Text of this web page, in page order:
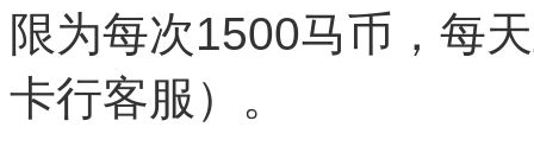
限为每次1500马币，每
卡行客服）。